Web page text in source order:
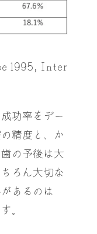
1995, Inter
功率をデー
精度と、か
の予後は大
ろん大切な
あるのは
。